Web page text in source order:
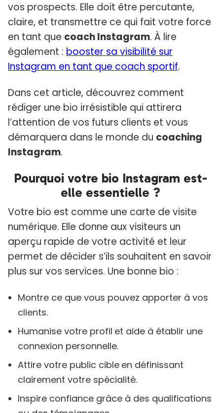
vos prospects. Elle doit être percutante,
claire, et transmettre ce qui fait votre force
en tant que coach Instagram. À lire
également : booster sa visibilité sur
Instagram en tant que coach sportif.
Dans cet article, découvrez comment
rédiger une bio irrésistible qui attirera
l’attention de vos futurs clients et vous
démarquera dans le monde du coaching
Instagram.
Pourquoi votre bio Instagram est-
elle essentielle ?
Votre bio est comme une carte de visite
numérique. Elle donne aux visiteurs un
aperçu rapide de votre activité et leur
permet de décider s’ils souhaitent en savoir
plus sur vos services. Une bonne bio :
Montre ce que vous pouvez apporter à vos
clients.
Humanise votre profil et aide à établir une
connexion personnelle.
Attire votre public cible en définissant
clairement votre spécialité.
Inspire confiance grâce à des qualifications